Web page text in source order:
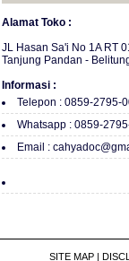
Alamat Toko :
JL Hasan Sa'i No 1A RT
Tanjung Pandan -
Informasi :
Telepon : 0859-2795-
Whatsapp : 0859-
Email :
SITE MAP|